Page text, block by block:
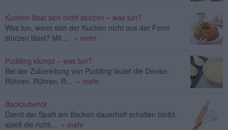
Kuchen lässt sich nicht stürzen – was tun?
Was tun, wenn sich der Kuchen nicht aus der Form
stürzen lässt? Mit ...
» mehr
Pudding klumpt – was tun?
Bei der Zubereitung von Pudding lautet die Devise:
Rühren, Rühren, R...
» mehr
Backzubehör
Damit der Spaß am Backen dauerhaft erhalten bleibt,
spielt die richti...
» mehr